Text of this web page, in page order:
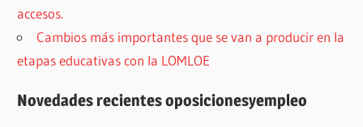
accesos.
Cambios más importantes que se van a producir en la
etapas educativas con la LOMLOE
Novedades recientes oposicionesyempleo